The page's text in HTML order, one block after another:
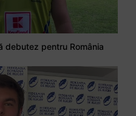
debutez pentru România